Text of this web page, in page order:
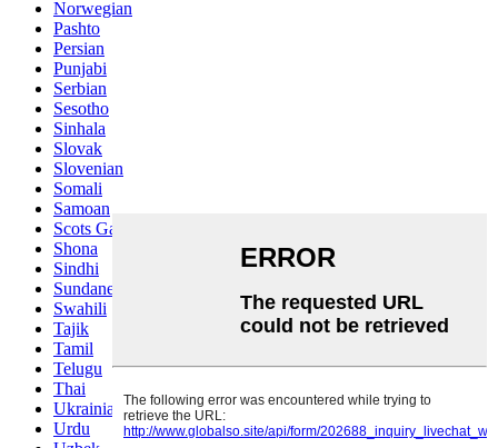
Norwegian
Pashto
Persian
Punjabi
Serbian
Sesotho
Sinhala
Slovak
Slovenian
Somali
Samoan
Scots Gaelic
Shona
Sindhi
Sundanese
Swahili
Tajik
Tamil
Telugu
Thai
Ukrainian
Urdu